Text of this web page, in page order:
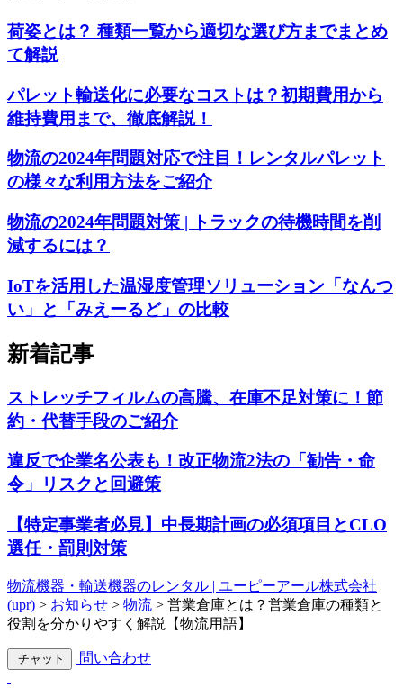
荷姿とは？ 種類一覧から適切な選び方までまとめ
て解説
パレット輸送化に必要なコストは？初期費用から
維持費用まで、徹底解説！
物流の2024年問題対応で注目！レンタルパレット
の様々な利用方法をご紹介
物流の2024年問題対策 | トラックの待機時間を削
減するには？
IoTを活用した温湿度管理ソリューション「なんつ
い」と「みえーるど」の比較
新着記事
ストレッチフィルムの高騰、在庫不足対策に！節
約・代替手段のご紹介
違反で企業名公表も！改正物流2法の「勧告・命
令」リスクと回避策
【特定事業者必見】中長期計画の必須項目とCLO
選任・罰則対策
物流機器・輸送機器のレンタル | ユーピーアール株式会社
(upr) > お知らせ > 物流 > 営業倉庫とは？営業倉庫の種類と
役割を分かりやすく解説【物流用語】
チャット 問い合わせ